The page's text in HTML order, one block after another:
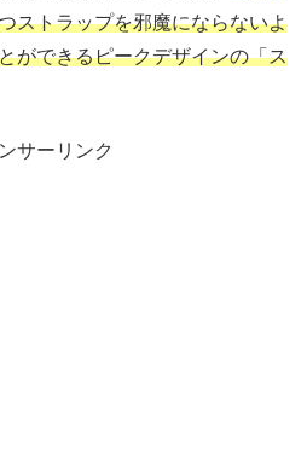
ストラップを邪魔にならないよ
ができるピークデザインの「ス
サーリンク